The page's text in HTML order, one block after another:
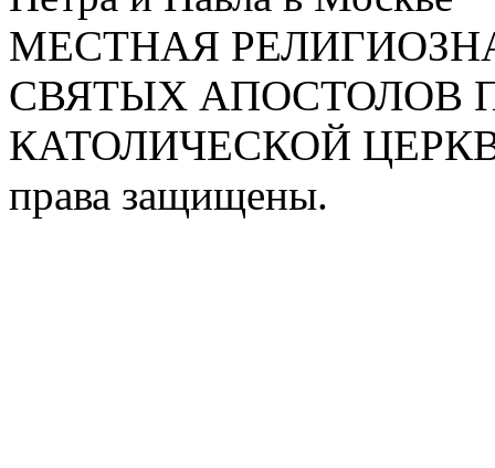
МЕСТНАЯ
СВЯТЫХ АПОСТОЛОВ
КАТОЛИЧЕСКОЙ
права защищены.